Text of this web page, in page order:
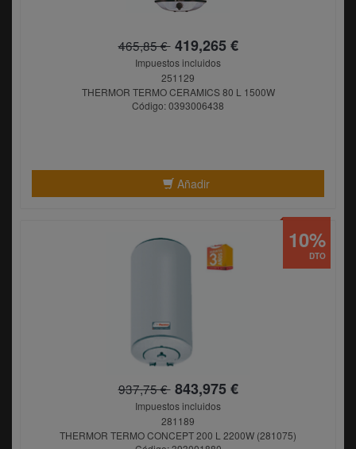
465,85 €419,265 €
Impuestos incluidos
251129
THERMOR TERMO CERAMICS 80 L 1500W
Código: 0393006438
Añadir
937,75 €843,975 €
Impuestos incluidos
281189
THERMOR TERMO CONCEPT 200 L 2200W (281075)
DTO
10%